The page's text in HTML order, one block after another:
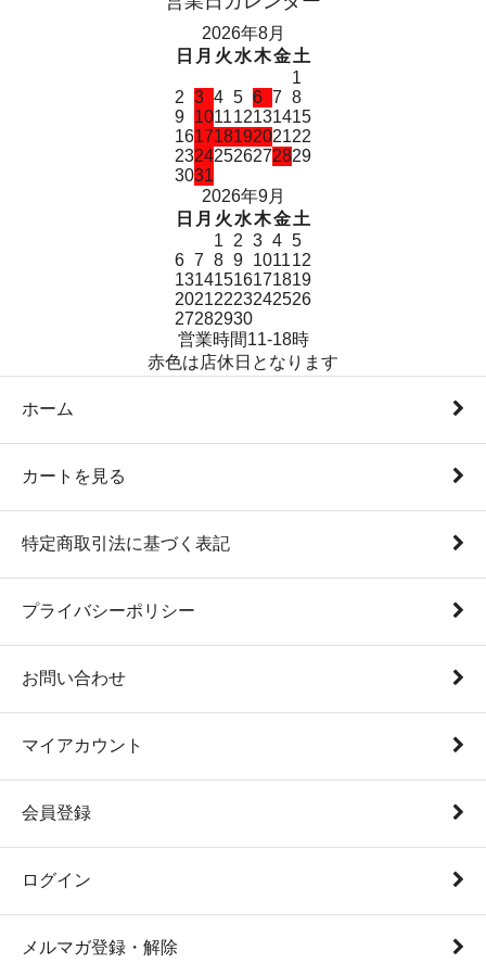
2026年8月
日 月 火 水木金土
1
2 3 4 5 6 7 8
9 101112131415
16171819202122
23242526272829
3031
2026年9月
日 月 火 水木金土
1
2 3 4 5
6 7 8 9 101112
13141516171819
20212223242526
27282930
営業時間11-18時
赤色は店休日となります
ホーム
カートを見る
特定商取引法に基づく表記
プライバシーポリシー
お問い合わせ
マイアカウント
会員登録
ログイン
メルマガ登録・解除